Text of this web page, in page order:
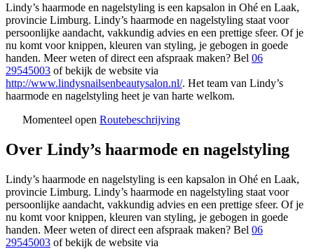
Lindy’s haarmode en nagelstyling is een kapsalon in Ohé en Laak,
provincie Limburg. Lindy’s haarmode en nagelstyling staat voor
persoonlijke aandacht, vakkundig advies en een prettige sfeer. Of je
nu komt voor knippen, kleuren van styling, je gebogen in goede
handen. Meer weten of direct een afspraak maken? Bel 06
29545003 of bekijk de website via
http://www.lindysnailsenbeautysalon.nl/. Het team van Lindy’s
haarmode en nagelstyling heet je van harte welkom.
Momenteel open Routebeschrijving
+
Over Lindy’s haarmode en nagelstyling
Lindy’s haarmode en nagelstyling is een kapsalon in Ohé en Laak,
provincie Limburg. Lindy’s haarmode en nagelstyling staat voor
persoonlijke aandacht, vakkundig advies en een prettige sfeer. Of je
nu komt voor knippen, kleuren van styling, je gebogen in goede
handen. Meer weten of direct een afspraak maken? Bel 06
29545003 of bekijk de website via